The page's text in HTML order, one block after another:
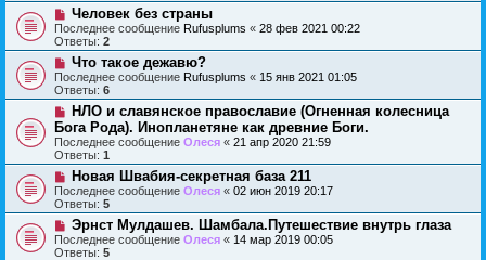
Человек без страны
Последнее сообщение Rufusplums « 28 фев 2021 00:22
Ответы: 2
Что такое дежавю?
Последнее сообщение Rufusplums « 15 янв 2021 01:05
Ответы: 6
НЛО и славянское православие (Огненная колесница
Бога Рода). Инопланетяне как древние Боги.
Последнее сообщение Олеся « 21 апр 2020 21:59
Ответы: 1
Новая Швабия-секретная база 211
Последнее сообщение Олеся « 02 июн 2019 20:17
Ответы: 5
Эрнст Мулдашев. Шамбала.Путешествие внутрь глаза
Последнее сообщение Олеся « 14 мар 2019 00:05
Ответы: 5